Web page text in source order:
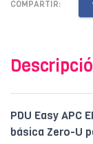
COMPARTIR:
PDU Easy APC
básica Zero-U